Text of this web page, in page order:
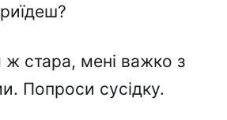
стара, мені важко з
Попроси сусідку.